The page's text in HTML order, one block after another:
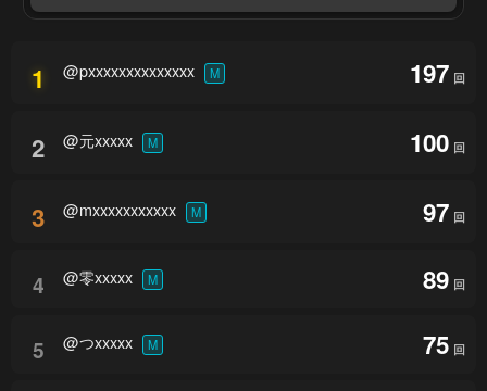
1 @pxxxxxxxxxxxxxx M 197 回
2 @元xxxxx M 100 回
3 @mxxxxxxxxxxx M 97 回
4 @零xxxxx M 89 回
5 @つxxxxx M 75 回